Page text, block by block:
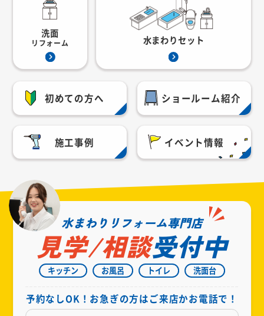
洗面
リフォーム 水まわりセット
初めての方へ ショールーム紹介
施工事例 イベント情報
水まわりリフォーム専門店
見学/相談受付中
キッチン お風呂 トイレ 洗面台
予約なしOK！お急ぎの方はご来店かお電話で！